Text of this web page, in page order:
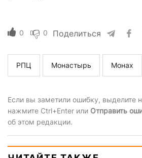
0 0 Поделиться
РПЦ Монастырь Монах
Если вы заметили ошибку, выделите
нажмите Ctrl+Enter или Отправить
об этом редакции.